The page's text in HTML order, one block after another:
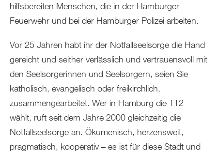
hilfsbereiten Menschen, die in der Hamburger
Feuerwehr und bei der Hamburger Polizei arbeiten.
Vor 25 Jahren habt ihr der Notfallseelsorge die Hand
gereicht und seither verlässlich und vertrauensvoll mit
den Seelsorgerinnen und Seelsorgern, seien Sie
katholisch, evangelisch oder freikirchlich,
zusammengearbeitet. Wer in Hamburg die 112
wählt, ruft seit dem Jahre 2000 gleichzeitig die
Notfallseelsorge an. Ökumenisch, herzensweit,
pragmatisch, kooperativ – es ist für diese Stadt und